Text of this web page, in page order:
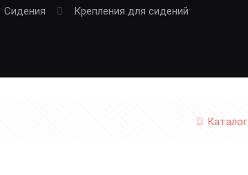
Сидения Крепления для сидений
Каталог